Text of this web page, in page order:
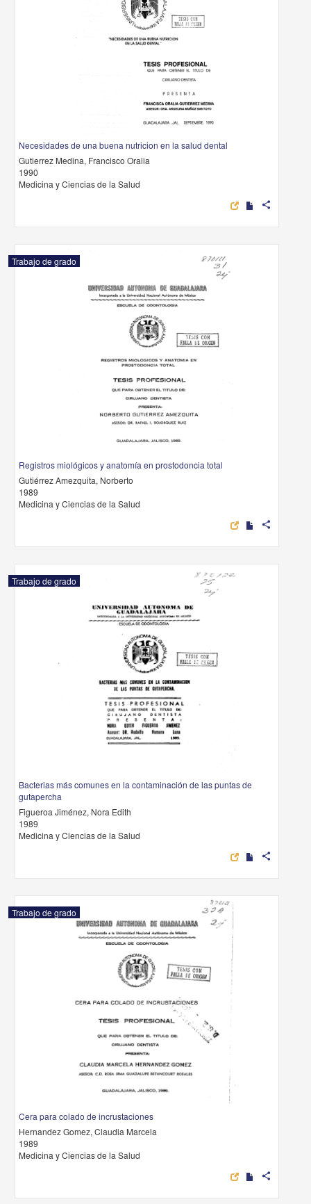
Necesidades de una buena nutricion en la salud dental
Gutierrez Medina, Francisco Oralia
1990
Medicina y Ciencias de la Salud
share
Trabajo de grado
Registros miológicos y anatomía en prostodoncia total
Gutiérrez Amezquita, Norberto
1989
Medicina y Ciencias de la Salud
share
Trabajo de grado
Bacterias más comunes en la contaminación de las puntas de
gutapercha
Figueroa Jiménez, Nora Edith
1989
Medicina y Ciencias de la Salud
share
Trabajo de grado
Cera para colado de incrustaciones
Hernandez Gomez, Claudia Marcela
1989
Medicina y Ciencias de la Salud
share